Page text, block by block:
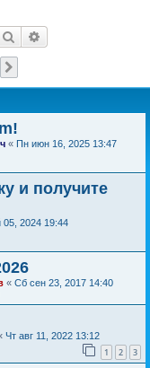
Поиск
« Пн июн 16, 2025 13:47
и получите
05, 2024 19:44
« Сб сен 23, 2017 14:40
Чт авг 11, 2022 13:12
1 2 3